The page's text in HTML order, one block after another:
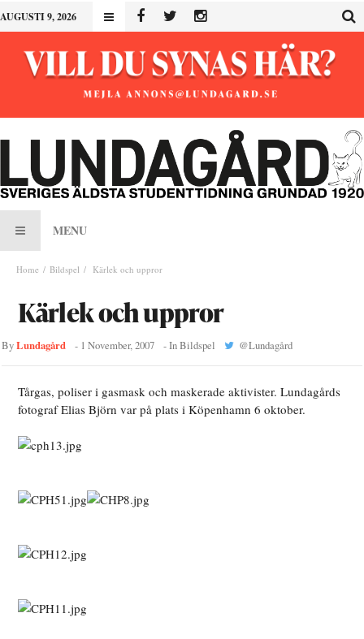
AUGUSTI 9, 2026
MENU
Home Bildspel Kärlek och uppror
Kärlek och uppror
ByLundagård - 1 November, 2007 - InBildspel @Lundagård
Tårgas, poliser i gasmask och maskerade aktivister. Lundagårds
fotograf Elias Björn var på plats i Köpenhamn 6 oktober.